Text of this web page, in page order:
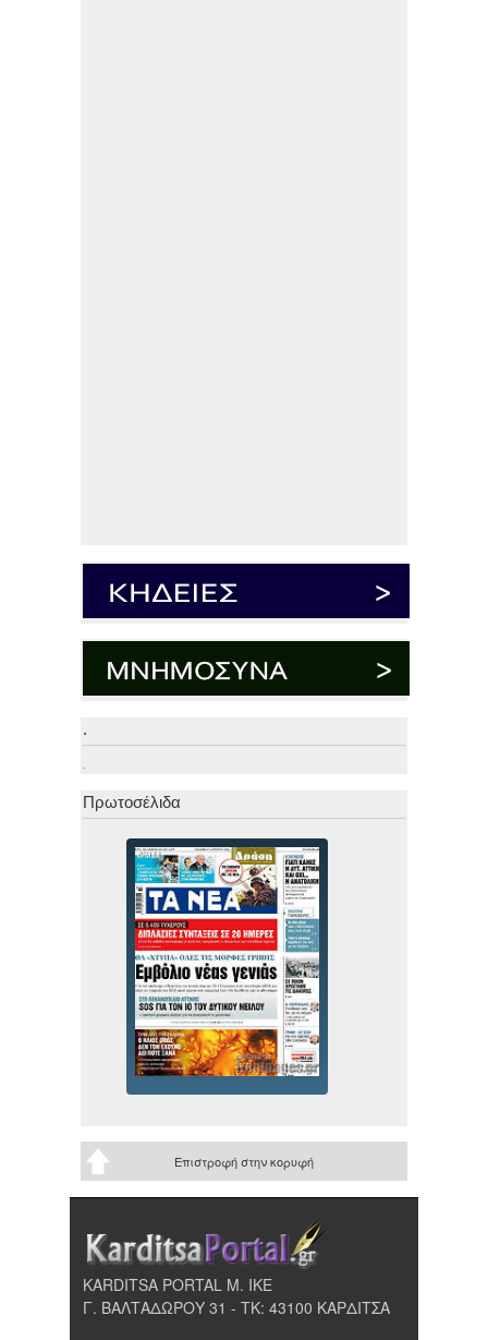
.
.
Πρωτοσέλιδα
Επιστροφή στην κορυφή
KARDITSA PORTAL Μ. ΙΚΕ
Γ. ΒΑΛΤΑΔΩΡΟΥ 31 - ΤΚ: 43100 ΚΑΡΔΙΤΣΑ